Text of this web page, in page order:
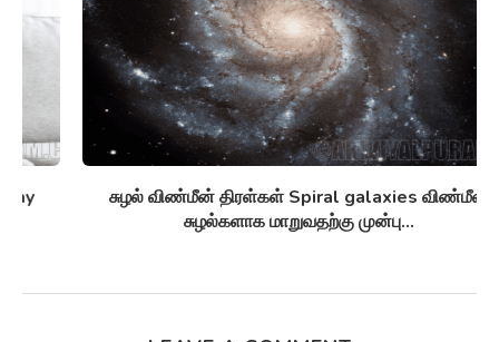
சுழல் விண்மீன் திரள்கள் Spiral galaxies விண்மீன்
சுழல்களாக மாறுவதற்கு முன்பு...